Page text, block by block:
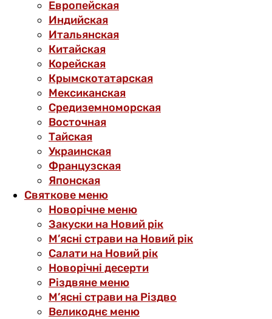
Европейская
Индийская
Итальянская
Китайская
Корейская
Крымскотатарская
Мексиканская
Средиземноморская
Восточная
Тайская
Украинская
Французская
Японская
Святкове меню
Новорічне меню
Закуски на Новий рік
М’ясні страви на Новий рік
Салати на Новий рік
Новорічні десерти
Різдвяне меню
М’ясні страви на Різдво
Великоднє меню